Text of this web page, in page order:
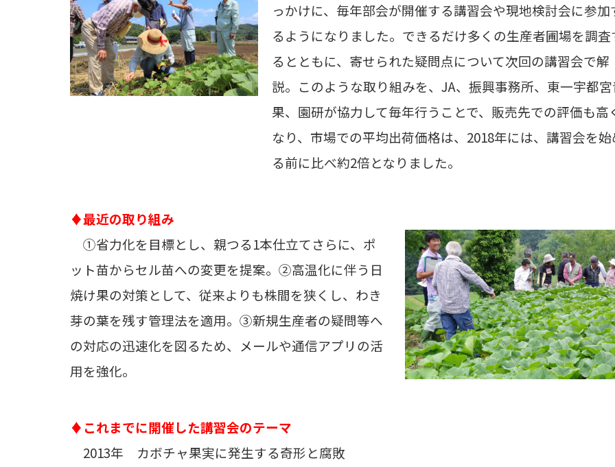
っかけに、毎年部会が開催する講習会や現地検討会に参加
るようになりました。できるだけ多くの生産者圃場を調査
るとともに、寄せられた疑問点について次回の講習会で解
説。このような取り組みを、JA、振興事務所、東一宇都
果、園研が協力して毎年行うことで、販売先での評価も高
なり、市場での平均出荷価格は、2018年には、講習会を始
る前に比べ約2倍となりました。
♦最近の取り組み
①省力化を目標とし、親つる1本仕立てさらに、ポ
ット苗からセル苗への変更を提案。②高温化に伴う日
焼け果の対策として、従来よりも株間を狭くし、わき
芽の葉を残す管理法を適用。③新規生産者の疑問等へ
の対応の迅速化を図るため、メールや通信アプリの活
用を強化。
♦これまでに開催した講習会のテーマ
2013年 カボチャ果実に発生する奇形と腐敗